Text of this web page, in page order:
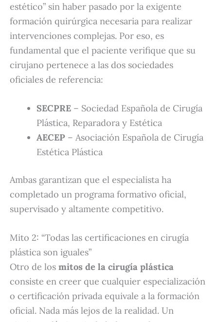
estético” sin haber pasado por la exigente
formación quirúrgica necesaria para realizar
intervenciones complejas. Por eso, es
fundamental que el paciente verifique que su
cirujano pertenece a las dos sociedades
oficiales de referencia:
SECPRE– Sociedad Española de Cirugía
Plástica, Reparadora y Estética
AECEP– Asociación Española de Cirugía
Estética Plástica
Ambas garantizan que el especialista ha
completado un programa formativo oficial,
supervisado y altamente competitivo.
Mito 2: “Todas las certificaciones en cirugía
plástica son iguales”
Otro de los mitos de la cirugía plástica
consiste en creer que cualquier especialización
o certificación privada equivale a la formación
oficial. Nada más lejos de la realidad. Un